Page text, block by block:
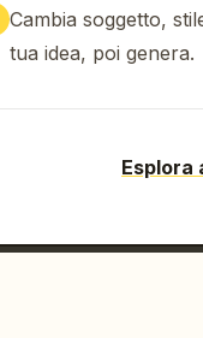
Cambia soggetto,
tua idea, poi genera.
Esplora